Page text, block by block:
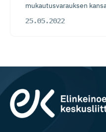
mukautusvarauksen
25.05.2022